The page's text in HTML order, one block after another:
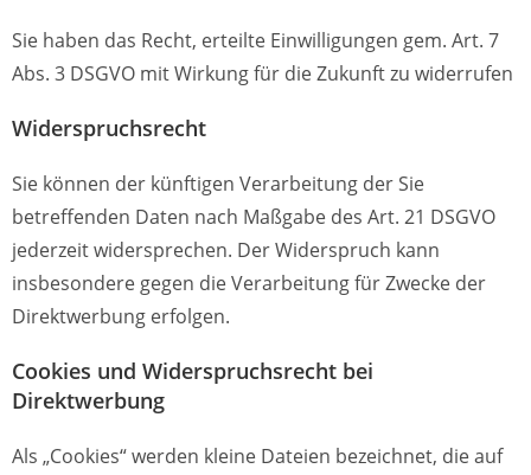
Sie haben das Recht, erteilte Einwilligungen gem. Art. 7
Abs. 3 DSGVO mit Wirkung für die Zukunft zu widerrufen
Widerspruchsrecht
Sie können der künftigen Verarbeitung der Sie
betreffenden Daten nach Maßgabe des Art. 21 DSGVO
jederzeit widersprechen. Der Widerspruch kann
insbesondere gegen die Verarbeitung für Zwecke der
Direktwerbung erfolgen.
Cookies und Widerspruchsrecht bei
Direktwerbung
Als „Cookies“ werden kleine Dateien bezeichnet, die auf